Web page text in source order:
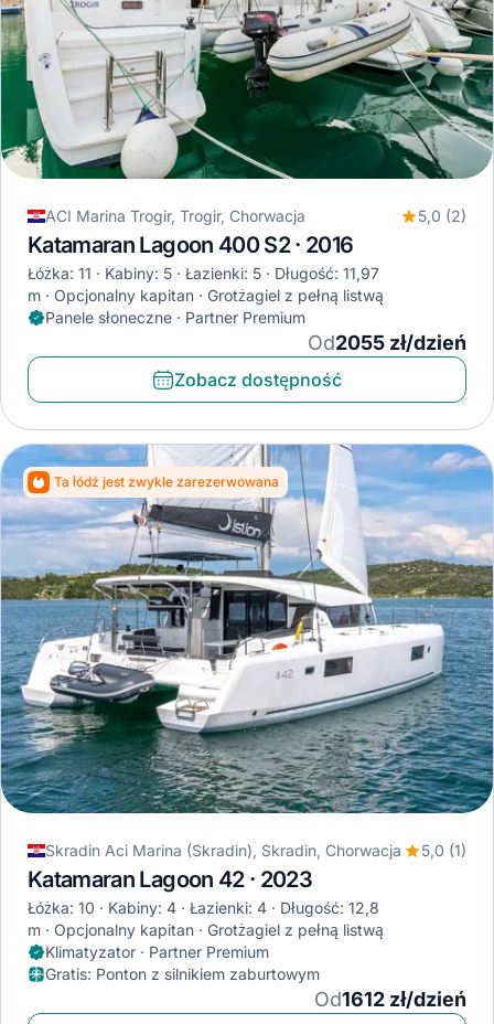
ACI Marina Trogir, Trogir, Chorwacja 5,0 (2)
Katamaran Lagoon 400 S2 · 2016
Łóżka: 11 Kabiny: 5 Łazienki: 5
Długość: 11,97
m
Opcjonalny kapitan
Grotżagiel z pełną listwą
Panele słoneczne · Partner Premium
Od2055 zł/dzień
Zobacz dostępność
Ta łódź jest zwykle zarezerwowana
Skradin Aci Marina (Skradin), Skradin, Chorwacja 5,0 (1)
Katamaran Lagoon 42 · 2023
Łóżka: 10 Kabiny: 4 Łazienki: 4
Długość: 12,8
m
Opcjonalny kapitan
Grotżagiel z pełną listwą
Klimatyzator · Partner Premium
Gratis: Ponton z silnikiem zaburtowym
Od1612 zł/dzień